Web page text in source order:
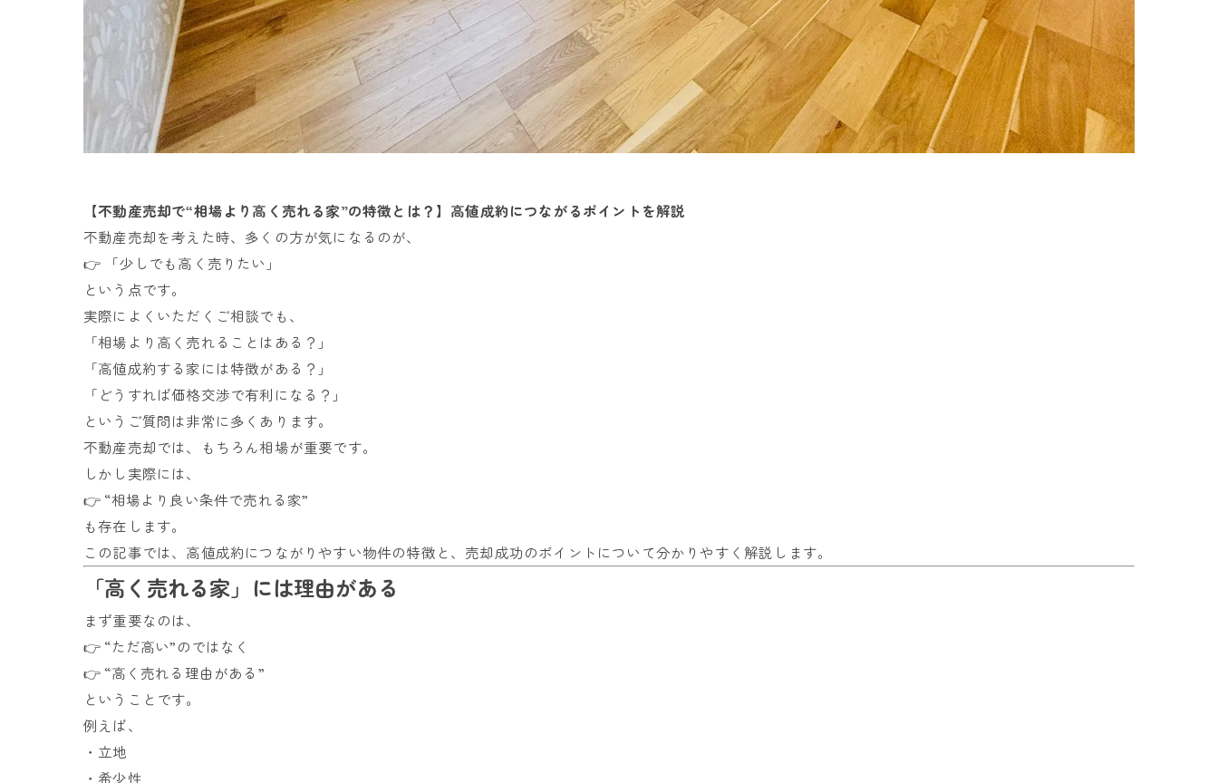
【不動産売却で“相場より高く売れる家”の特徴とは？】高値成約につながるポイントを解説
不動産売却を考えた時、多くの方が気になるのが、
👉 「少しでも高く売りたい」
という点です。
実際によくいただくご相談でも、
「相場より高く売れることはある？」
「高値成約する家には特徴がある？」
「どうすれば価格交渉で有利になる？」
というご質問は非常に多くあります。
不動産売却では、もちろん相場が重要です。
しかし実際には、
👉 “相場より良い条件で売れる家”
も存在します。
この記事では、高値成約につながりやすい物件の特徴と、売却成功のポイントについて分かりやすく解説します。
「高く売れる家」には理由がある
まず重要なのは、
👉 “ただ高い”のではなく
👉 “高く売れる理由がある”
ということです。
例えば、
・立地
・希少性